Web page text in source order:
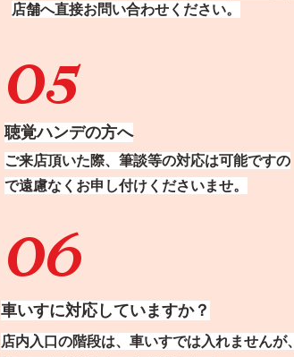
​店舗へ直接お問い合わせください。
聴覚ハンデの方へ
ご来店頂いた際、筆談等の対応は可能ですの
で遠慮なくお申し付けくださいませ。
05
06
車いすに対応していますか？
店内入口の階段は、車いすでは入れませんが、